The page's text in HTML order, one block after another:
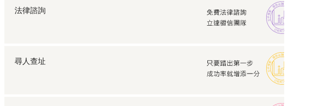
法律諮詢
尋人查址